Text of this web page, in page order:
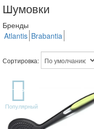
Шумовки
Бренды
Atlantis Brabantia
Сортировка:
TOP
Популярный